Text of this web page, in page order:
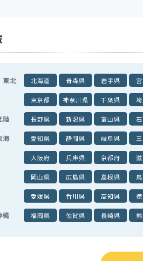
東北 北海道 青森県 岩手県
東京都 神奈川県 千葉県
陸 長野県 新潟県 富山県
海 愛知県 静岡県 岐阜県
大阪府 兵庫県 京都府
岡山県 広島県 島根県
愛媛県 香川県 高知県
縄 福岡県 佐賀県 長崎県